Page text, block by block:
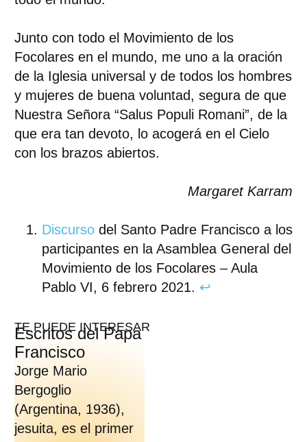
Junto con todo el Movimiento de los
Focolares en el mundo, me uno a la oración
de la Iglesia universal y de todos los hombres
y mujeres de buena voluntad, segura de que
Nuestra Señora “Salus Populi Romani”, de la
que era tan devoto, lo acogerá en el Cielo
con los brazos abiertos.
Margaret Karram
Discursodel Santo Padre Francisco a los
participantes en la Asamblea General del
Movimiento de los Focolares – Aula
Pablo VI, 6 febrero 2021. ↩︎
TE PUEDE INTERESAR
Escritos del Papa
Francisco
Jorge Mario
Bergoglio
(Argentina, 1936),
jesuita, es el primer